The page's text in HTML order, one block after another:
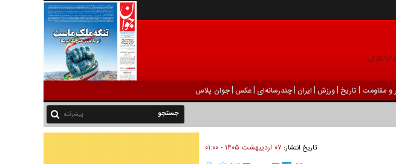
و مقاومت |تاریخ |ورزش | ايران |چندرسانه‌ای |عکس |جوان پلاس
پیشرفته
تاریخ انتشار: ۰۷ ارديبهشت ۱۴۰۵ - ۰۱:۰۰